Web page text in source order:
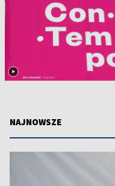
NAJNOWSZE